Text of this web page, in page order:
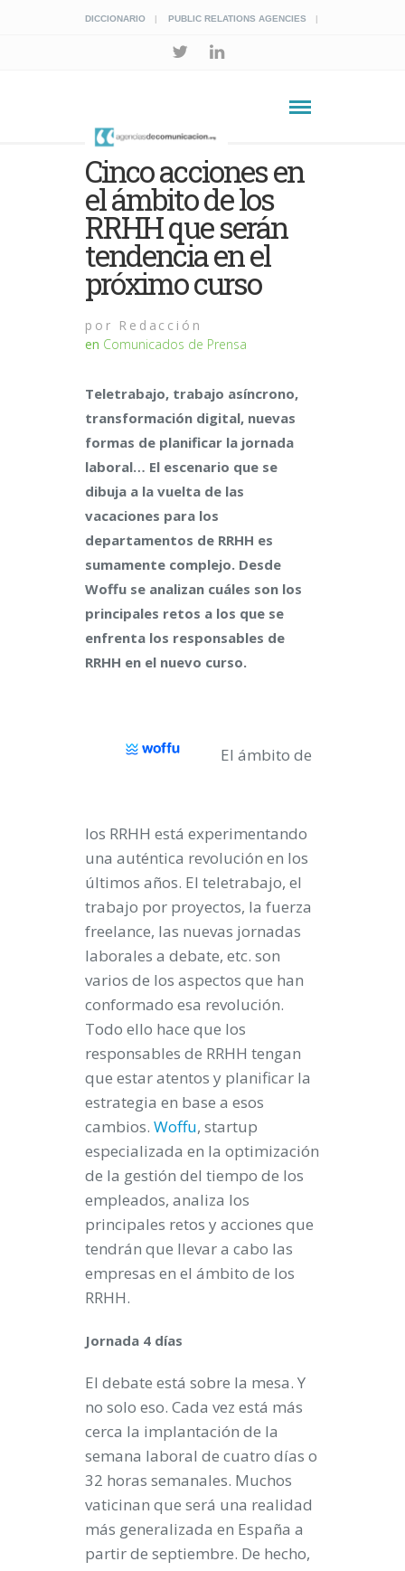
DICCIONARIO PUBLIC RELATIONS AGENCIES
Cinco acciones en
el ámbito de los
RRHH que serán
tendencia en el
próximo curso
por Redacción
en Comunicados de Prensa
Teletrabajo, trabajo asíncrono,
transformación digital, nuevas
formas de planificar la jornada
laboral… El escenario que se
dibuja a la vuelta de las
vacaciones para los
departamentos de RRHH es
sumamente complejo. Desde
Woffu se analizan cuáles son los
principales retos a los que se
enfrenta los responsables de
RRHH en el nuevo curso.
El ámbito de
los RRHH está experimentando
una auténtica revolución en los
últimos años. El teletrabajo, el
trabajo por proyectos, la fuerza
freelance, las nuevas jornadas
laborales a debate, etc. son
varios de los aspectos que han
conformado esa revolución.
Todo ello hace que los
responsables de RRHH tengan
que estar atentos y planificar la
estrategia en base a esos
cambios. Woffu, startup
especializada en la optimización
de la gestión del tiempo de los
empleados, analiza los
principales retos y acciones que
tendrán que llevar a cabo las
empresas en el ámbito de los
RRHH.
Jornada 4 días
El debate está sobre la mesa. Y
no solo eso. Cada vez está más
cerca la implantación de la
semana laboral de cuatro días o
32 horas semanales. Muchos
vaticinan que será una realidad
más generalizada en España a
partir de septiembre. De hecho,